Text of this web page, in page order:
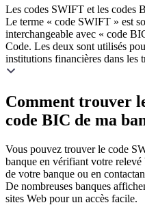
Les codes SWIFT et les codes
Le terme « code SWIFT » est
interchangeable avec « code
Code. Les deux sont utilisés
institutions financières dans les
Comment trouver
code BIC de ma
Vous pouvez trouver le code
banque en vérifiant votre
de votre banque ou en
De nombreuses banques
sites Web pour un accès facile.